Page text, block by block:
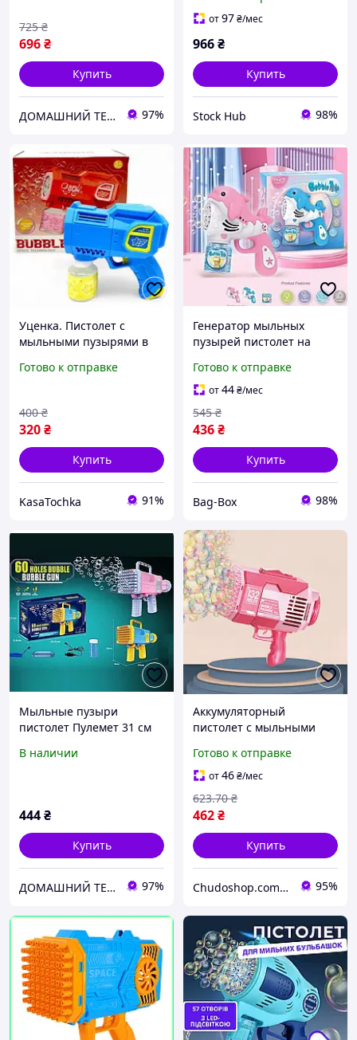
696₴
725 ₴
Купить
ДОМАШНИЙ ТЕКСТИЛЬ - уют и комфорт в Вашем доме 97%
от97₴/мес
966₴
Купить
Stock Hub 98%
Уценка. Пистолет с
мыльными пузырями в
акумулятора и зарядки
Готово к отправке
320₴
400 ₴
Купить
KasaTochka 91%
Генератор мыльных
пузырей пистолет на
пузыри дельфин
Игрушечный пистолет
мыльные пузыри
Пистолет-мыльные пузыр
Готово к отправке
от44₴/мес
436₴
545 ₴
Купить
Bag-Box 98%
Мыльные пузыри
пистолет Пулемет 31 см
аккумуляторах с USB-
В наличии
444₴
Купить
ДОМАШНИЙ ТЕКСТИЛЬ - уют и комфорт в Вашем доме 97%
Аккумуляторный
пистолет с мыльными
USB зарядка безопасный
пластик для детей фонтан
Готово к отправке
от46₴/мес
462₴
623.70 ₴
Купить
Chudoshop.com.ua 95%